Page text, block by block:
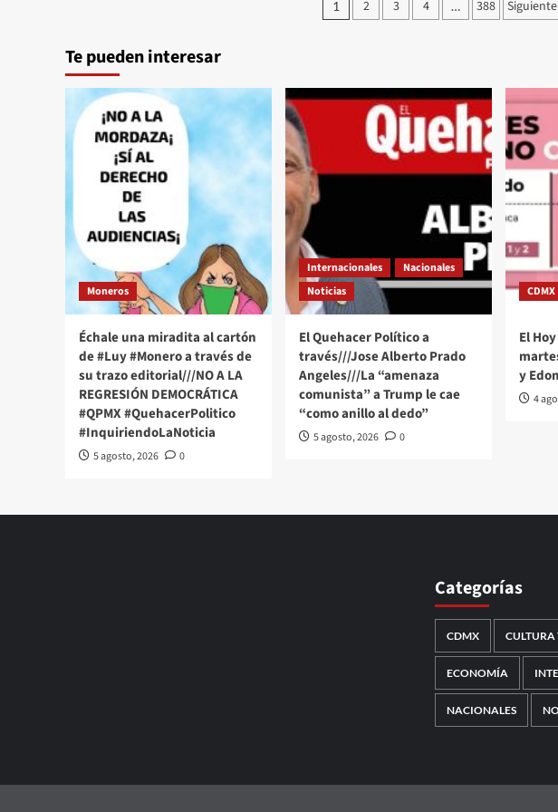
Alberto
Angeles///“El
Mayo”
Zambada
una
historia
de
terror
llena
de
arrepentimiento
1 2 3 4 … 388 Siguiente
Te pueden interesar
Moneros
Échale una miradita al cartón
de #Luy #Monero a través de
su trazo editorial///NO A LA
REGRESIÓN DEMOCRÁTICA
#QPMX #QuehacerPolitico
#InquiriendoLaNoticia
5 agosto, 2026 0
Internacionales
Nacionales
Noticias
El Quehacer Político a
través///Jose Alberto Prado
Angeles///La “amenaza
comunista” a Trump le cae
“como anillo al dedo”
5 agosto, 2026 0
CDMX
El
y
4
Categorías
CDMX
ECONOMÍA
NACIONALES